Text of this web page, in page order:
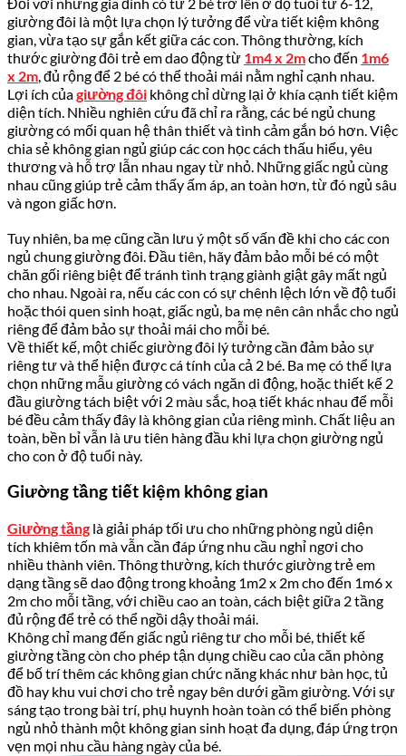
giường đôi là một lựa chọn lý tưởng để vừa tiết kiệm không
gian, vừa tạo sự gắn kết giữa các con. Thông thường, kích
thước giường đôi trẻ em dao động từ 1m4 x 2mcho đến 1m6
x 2m , đủ rộng để 2 bé có thể thoải mái nằm nghỉ cạnh nhau.
Lợi ích củagiường đôi không chỉ dừng lại ở khía cạnh tiết kiệm
diện tích. Nhiều nghiên cứu đã chỉ ra rằng, các bé ngủ chung
giường có mối quan hệ thân thiết và tình cảm gắn bó hơn. Việc
chia sẻ không gian ngủ giúp các con học cách thấu hiểu, yêu
thương và hỗ trợ lẫn nhau ngay từ nhỏ. Những giấc ngủ cùng
nhau cũng giúp trẻ cảm thấy ấm áp, an toàn hơn, từ đó ngủ sâu
và ngon giấc hơn.
Tuy nhiên, ba mẹ cũng cần lưu ý một số vấn đề khi cho các con
ngủ chung giường đôi. Đầu tiên, hãy đảm bảo mỗi bé có một
chăn gối riêng biệt để tránh tình trạng giành giật gây mất ngủ
cho nhau. Ngoài ra, nếu các con có sự chênh lệch lớn về độ tuổi
hoặc thói quen sinh hoạt, giấc ngủ, ba mẹ nên cân nhắc cho ngủ
riêng để đảm bảo sự thoải mái cho mỗi bé.
Về thiết kế, một chiếc giường đôi lý tưởng cần đảm bảo sự
riêng tư và thể hiện được cá tính của cả 2 bé. Ba mẹ có thể lựa
chọn những mẫu giường có vách ngăn di động, hoặc thiết kế 2
đầu giường tách biệt với 2 màu sắc, hoạ tiết khác nhau để mỗi
bé đều cảm thấy đây là không gian của riêng mình. Chất liệu an
toàn, bền bỉ vẫn là ưu tiên hàng đầu khi lựa chọn giường ngủ
cho con ở độ tuổi này.
Giường tầng tiết kiệm không gian
Giường tầng là giải pháp tối ưu cho những phòng ngủ diện
tích khiêm tốn mà vẫn cần đáp ứng nhu cầu nghỉ ngơi cho
nhiều thành viên. Thông thường, kích thước giường trẻ em
dạng tầng sẽ dao động trong khoảng 1m2 x 2m cho đến 1m6 x
2m cho mỗi tầng, với chiều cao an toàn, cách biệt giữa 2 tầng
đủ rộng để trẻ có thể ngồi dậy thoải mái.
Không chỉ mang đến giấc ngủ riêng tư cho mỗi bé, thiết kế
giường tầng còn cho phép tận dụng chiều cao của căn phòng
để bố trí thêm các không gian chức năng khác như bàn học, tủ
đồ hay khu vui chơi cho trẻ ngay bên dưới gầm giường. Với sự
sáng tạo trong bài trí, phụ huynh hoàn toàn có thể biến phòng
ngủ nhỏ thành một không gian sinh hoạt đa dụng, đáp ứng trọn
vẹn mọi nhu cầu hàng ngày của bé.